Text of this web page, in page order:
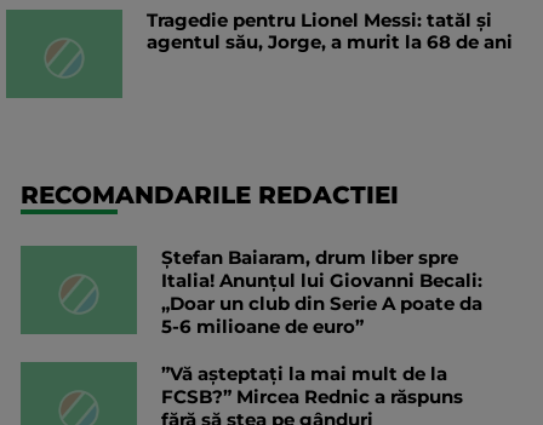
Tragedie pentru Lionel Messi: tatăl și
agentul său, Jorge, a murit la 68 de ani
RECOMANDARILE REDACTIEI
Ștefan Baiaram, drum liber spre
Italia! Anunțul lui Giovanni Becali:
„Doar un club din Serie A poate da
5-6 milioane de euro”
”Vă așteptați la mai mult de la
FCSB?” Mircea Rednic a răspuns
fără să stea pe gânduri